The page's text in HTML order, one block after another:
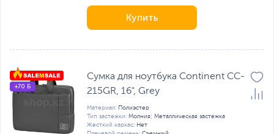
Купить
+70 Б
Сумка для ноутбука Continent CC-
215GR, 16", Grey
Материал: Полиэстер
Тип застежки: Молния; Металлическая застежка
Жесткий каркас: Нет